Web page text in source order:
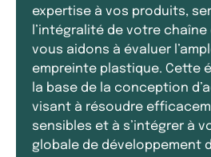
expertise à vos produits,
l’intégralité de votre chaîne
vous aidons à évaluer
empreinte plastique. Cette
la base de la conception
visant à résoudre
sensibles et à s’intégrer à
globale de développement